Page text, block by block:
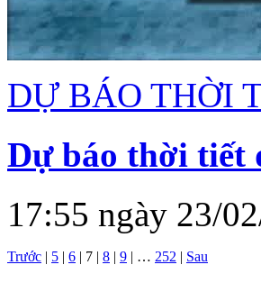
DỰ BÁO THỜI
Dự báo thời tiết
17:55 ngày 23/
Trước | 5 | 6 | 7 | 8 | 9 | … 252 | Sau